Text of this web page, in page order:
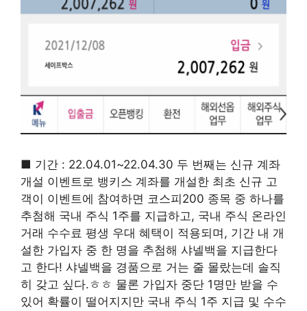
■ 기간 : 22.04.01~22.04.30 두 번째는 신규 계좌
개설 이벤트로 뱅키스 계좌를 개설한 최초 신규 고
객이 이벤트에 참여하면 코스피200 종목 중 하나를
추첨해 국내 주식 1주를 지급하고, 국내 주식 온라인
거래 수수료 평생 우대 혜택이 적용되며, 기간 내 개
설한 가입자 중 한 명을 추첨해 샤넬백을 지급한다
고 한다! 샤넬백을 경품으로 거는 줄 몰랐는데 솔직
히 갖고 싶다.ㅎㅎ 물론 가입자 중단 1명만 받을 수
있어 확률이 떨어지지만 국내 주식 1주 지급 및 수수